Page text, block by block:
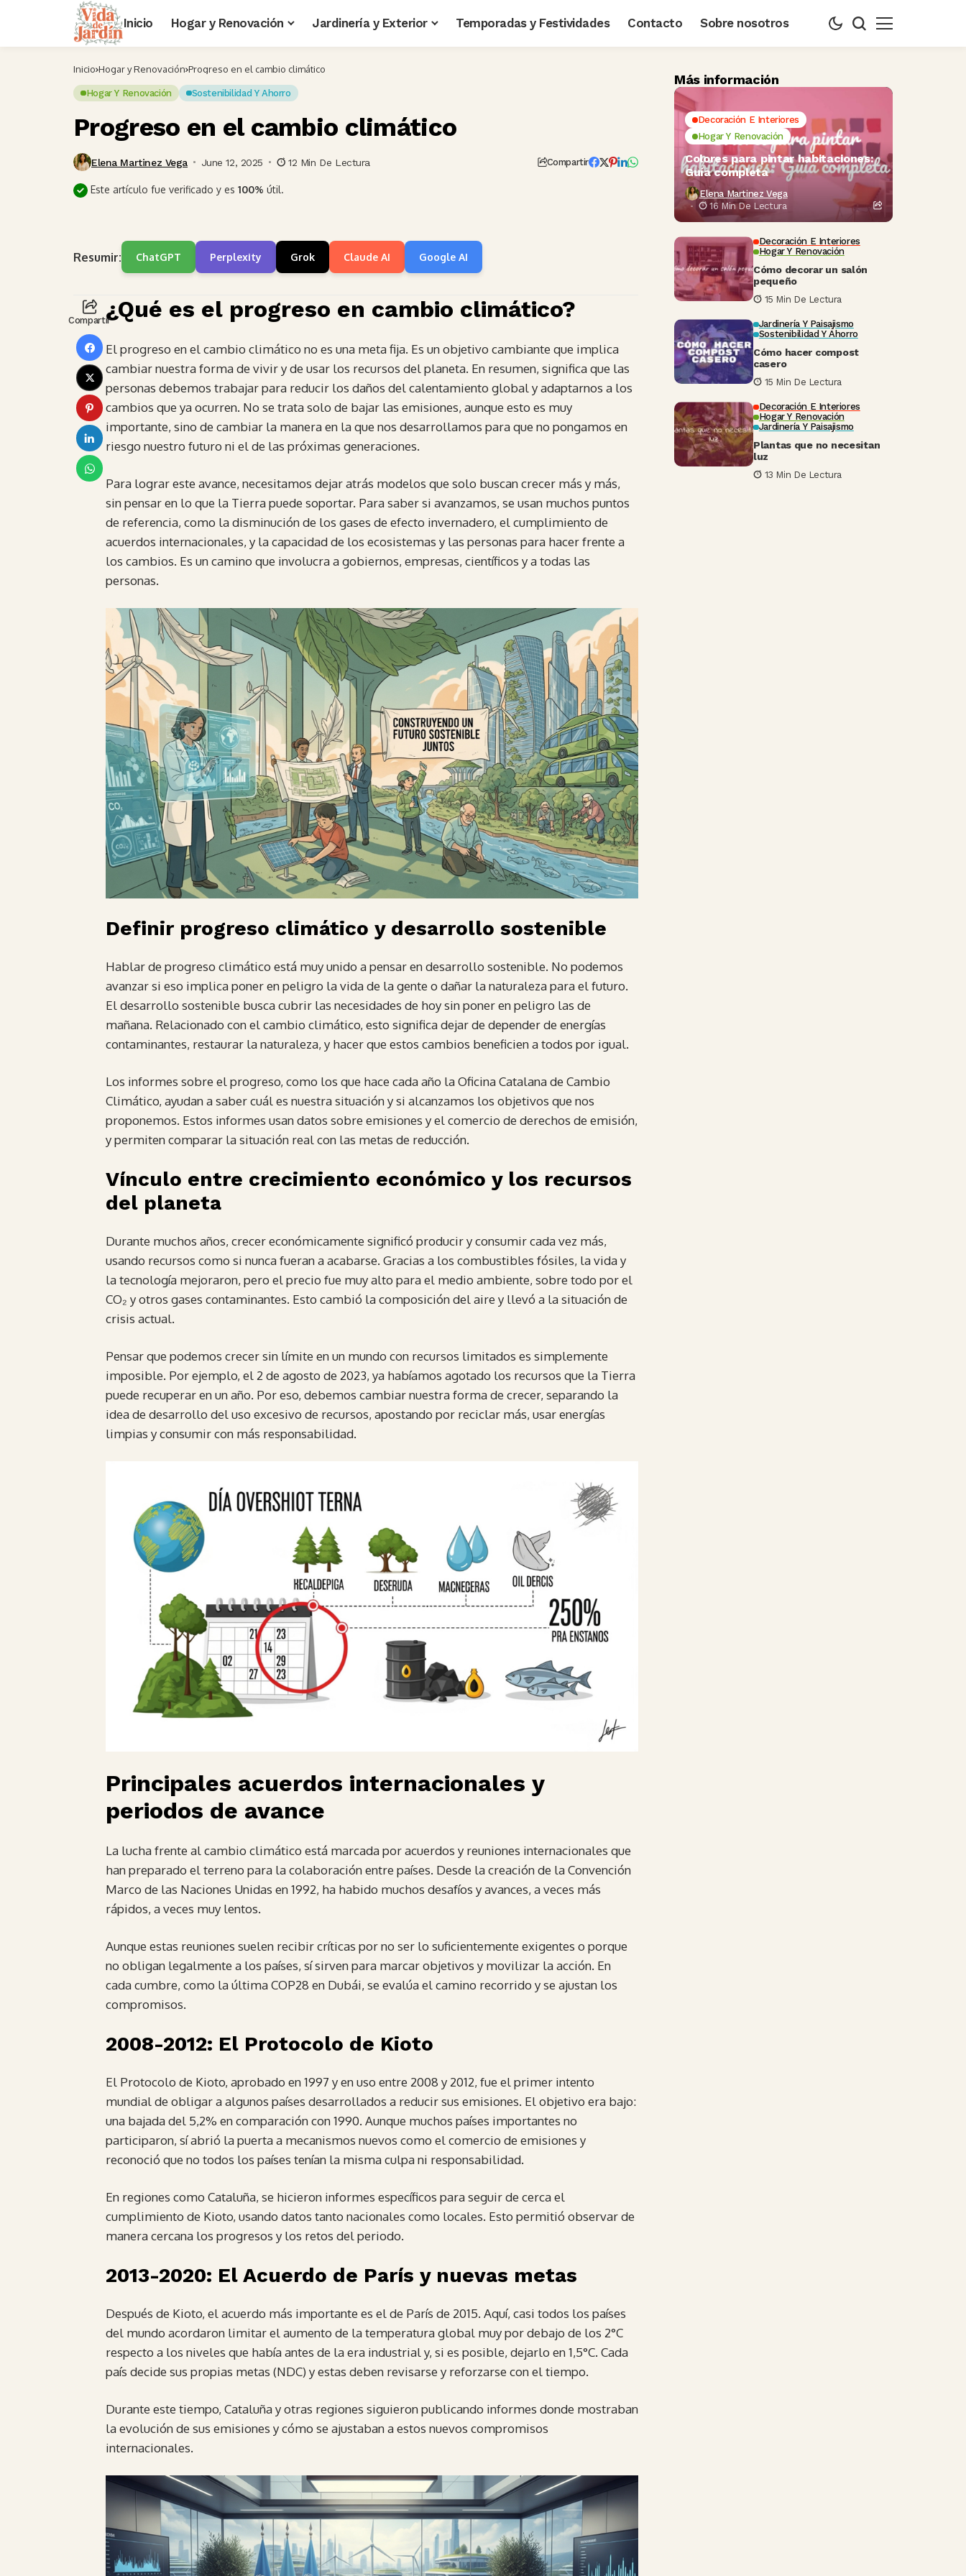
Inicio Hogar y Renovación Jardinería y Exterior Temporadas y Festividades Contacto Sobre nosotros
Inicio Hogar y Renovación Progreso en el cambio climático
Hogar Y Renovación Sostenibilidad Y Ahorro
Progreso en el cambio climático
Elena Martinez Vega June 12, 2025 12 Min De Lectura Compartir
Este artículo fue verificado y es 100% útil.
Resumir: ChatGPT Perplexity Grok Claude AI Google AI
Compartir¿Qué es el progreso en cambio climático?
El progreso en el cambio climático no es una meta fija. Es un objetivo cambiante que implica
cambiar nuestra forma de vivir y de usar los recursos del planeta. En resumen, significa que las
personas debemos trabajar para reducir los daños del calentamiento global y adaptarnos a los
cambios que ya ocurren. No se trata solo de bajar las emisiones, aunque esto es muy
importante, sino de cambiar la manera en la que nos desarrollamos para que no pongamos en
riesgo nuestro futuro ni el de las próximas generaciones.
Para lograr este avance, necesitamos dejar atrás modelos que solo buscan crecer más y más,
sin pensar en lo que la Tierra puede soportar. Para saber si avanzamos, se usan muchos puntos
de referencia, como la disminución de los gases de efecto invernadero, el cumplimiento de
acuerdos internacionales, y la capacidad de los ecosistemas y las personas para hacer frente a
los cambios. Es un camino que involucra a gobiernos, empresas, científicos y a todas las
personas.
Definir progreso climático y desarrollo sostenible
Hablar de progreso climático está muy unido a pensar en desarrollo sostenible. No podemos
avanzar si eso implica poner en peligro la vida de la gente o dañar la naturaleza para el futuro.
El desarrollo sostenible busca cubrir las necesidades de hoy sin poner en peligro las de
mañana. Relacionado con el cambio climático, esto significa dejar de depender de energías
contaminantes, restaurar la naturaleza, y hacer que estos cambios beneficien a todos por igual.
Los informes sobre el progreso, como los que hace cada año la Oficina Catalana de Cambio
Climático, ayudan a saber cuál es nuestra situación y si alcanzamos los objetivos que nos
proponemos. Estos informes usan datos sobre emisiones y el comercio de derechos de emisión,
y permiten comparar la situación real con las metas de reducción.
Vínculo entre crecimiento económico y los recursos
del planeta
Durante muchos años, crecer económicamente significó producir y consumir cada vez más,
usando recursos como si nunca fueran a acabarse. Gracias a los combustibles fósiles, la vida y
la tecnología mejoraron, pero el precio fue muy alto para el medio ambiente, sobre todo por el
CO₂ y otros gases contaminantes. Esto cambió la composición del aire y llevó a la situación de
crisis actual.
Pensar que podemos crecer sin límite en un mundo con recursos limitados es simplemente
imposible. Por ejemplo, el 2 de agosto de 2023, ya habíamos agotado los recursos que la Tierra
puede recuperar en un año. Por eso, debemos cambiar nuestra forma de crecer, separando la
idea de desarrollo del uso excesivo de recursos, apostando por reciclar más, usar energías
limpias y consumir con más responsabilidad.
Principales acuerdos internacionales y
periodos de avance
La lucha frente al cambio climático está marcada por acuerdos y reuniones internacionales que
han preparado el terreno para la colaboración entre países. Desde la creación de la Convención
Marco de las Naciones Unidas en 1992, ha habido muchos desafíos y avances, a veces más
rápidos, a veces muy lentos.
Aunque estas reuniones suelen recibir críticas por no ser lo suficientemente exigentes o porque
no obligan legalmente a los países, sí sirven para marcar objetivos y movilizar la acción. En
cada cumbre, como la última COP28 en Dubái, se evalúa el camino recorrido y se ajustan los
compromisos.
2008-2012: El Protocolo de Kioto
El Protocolo de Kioto, aprobado en 1997 y en uso entre 2008 y 2012, fue el primer intento
mundial de obligar a algunos países desarrollados a reducir sus emisiones. El objetivo era bajo:
una bajada del 5,2% en comparación con 1990. Aunque muchos países importantes no
participaron, sí abrió la puerta a mecanismos nuevos como el comercio de emisiones y
reconoció que no todos los países tenían la misma culpa ni responsabilidad.
En regiones como Cataluña, se hicieron informes específicos para seguir de cerca el
cumplimiento de Kioto, usando datos tanto nacionales como locales. Esto permitió observar de
manera cercana los progresos y los retos del periodo.
2013-2020: El Acuerdo de París y nuevas metas
Después de Kioto, el acuerdo más importante es el de París de 2015. Aquí, casi todos los países
del mundo acordaron limitar el aumento de la temperatura global muy por debajo de los 2°C
respecto a los niveles que había antes de la era industrial y, si es posible, dejarlo en 1,5°C. Cada
país decide sus propias metas (NDC) y estas deben revisarse y reforzarse con el tiempo.
Durante este tiempo, Cataluña y otras regiones siguieron publicando informes donde mostraban
la evolución de sus emisiones y cómo se ajustaban a estos nuevos compromisos
internacionales.
Más información
Decoración E Interiores
Hogar Y Renovación
Colores para pintar habitaciones:
Guía completa
Elena Martinez Vega
16 Min De Lectura
Decoración E Interiores
Hogar Y Renovación
Cómo decorar un salón
pequeño
15 Min De Lectura
Jardinería Y Paisajismo
Sostenibilidad Y Ahorro
Cómo hacer compost
casero
15 Min De Lectura
Decoración E Interiores
Hogar Y Renovación
Jardinería Y Paisajismo
Plantas que no necesitan
luz
13 Min De Lectura